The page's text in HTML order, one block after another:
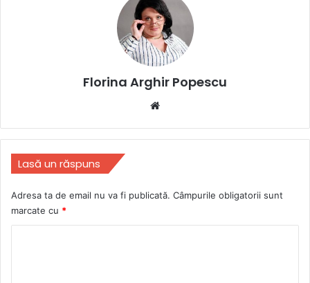
Florina Arghir Popescu
Lasă un răspuns
Adresa ta de email nu va fi publicată. Câmpurile obligatorii sunt
marcate cu *